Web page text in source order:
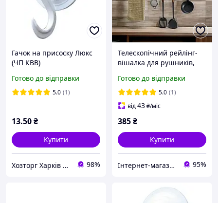
Гачок на присоску Люкс
(ЧП КВВ)
Готово до відправки
5.0 (1)
13.50₴
Купити
Хозторг Харків 2 - Господарські товари від відчизняних виробників 98%
Телескопічний рейлінг-
вішалка для рушників,
6 гачків, на липучках,
60×110 см
Готово до відправки
5.0 (1)
від43₴/міс
385₴
Купити
Інтернет-магазин Megusta 95%